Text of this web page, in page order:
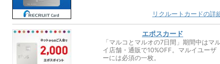
リクルートカードの詳
エポスカード
「マルコとマルオの7日間」期間中はマ
イ店舗・通販で10%OFF。マルイユーザ
ーには必須の一枚。